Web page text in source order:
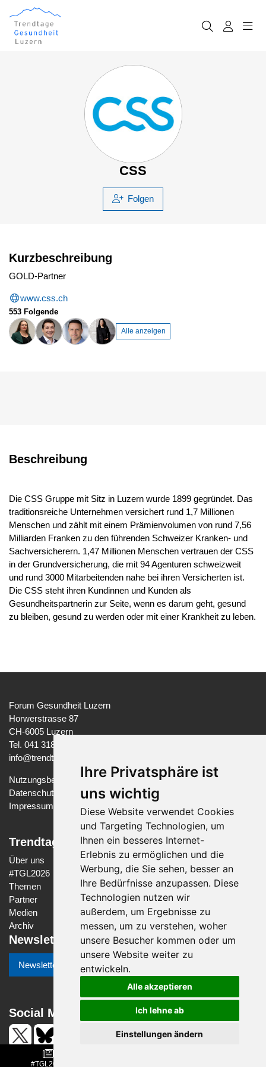
Ihre Privatsphäre ist
uns wichtig
Diese Website verwendet Cookies
und Targeting Technologien, um
Ihnen ein besseres Internet-
Erlebnis zu ermöglichen und die
Werbung, die Sie sehen, besser an
Ihre Bedürfnisse anzupassen. Diese
Technologien nutzen wir
außerdem, um Ergebnisse zu
messen, um zu verstehen, woher
unsere Besucher kommen oder um
unsere Website weiter zu
entwickeln.
Alle akzeptieren
Ich lehne ab
Einstellungen ändern
#TGL2026
CSS
Folgen
Kurzbeschreibung
GOLD-Partner
www.css.ch
553 Folgende
Alle anzeigen
Beschreibung
Die CSS Gruppe mit Sitz in Luzern wurde 1899 gegründet. Das
traditionsreiche Unternehmen versichert rund 1,7 Millionen
Menschen und zählt mit einem Prämienvolumen von rund 7,56
Milliarden Franken zu den führenden Schweizer Kranken- und
Sachversicherern. 1,47 Millionen Menschen vertrauen der CSS
in der Grundversicherung, die mit 94 Agenturen schweizweit
und rund 3000 Mitarbeitenden nahe bei ihren Versicherten ist.
Die CSS steht ihren Kundinnen und Kunden als
Gesundheitspartnerin zur Seite, wenn es darum geht, gesund
zu bleiben, gesund zu werden oder mit einer Krankheit zu leben.
Forum Gesundheit Luzern
Horwerstrasse 87
CH-6005 Luzern
Tel. 041 318 37 97
info@trendtage-gesundheit.ch
Nutzungsbedingungen
Datenschutzerklärung
Impressum
Trendtage Gesundheit Luzern
Über uns
#TGL2026
Themen
Partner
Medien
Archiv
Newsletter
Newsletter-Anmeldung
Social Media